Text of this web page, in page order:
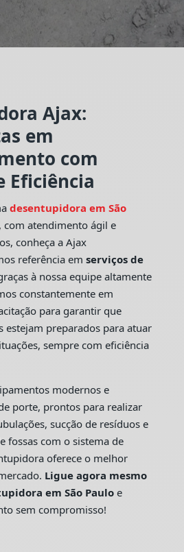
Ajax:
em
com
Eficiência
desentupidora em São
com atendimento ágil e
conheça a Ajax
referência em serviços de
à nossa equipe altamente
constantemente em
para garantir que
estejam preparados para atuar
sempre com eficiência
modernos e
porte, prontos para realizar
sucção de resíduos e
fossas com o sistema de
oferece o melhor
Ligue agora mesmo
em São Pauloe
sem compromisso!